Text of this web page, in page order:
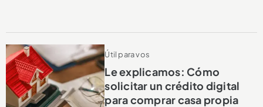
Útil para vos
Le explicamos: Cómo
solicitar un crédito digital
para comprar casa propia